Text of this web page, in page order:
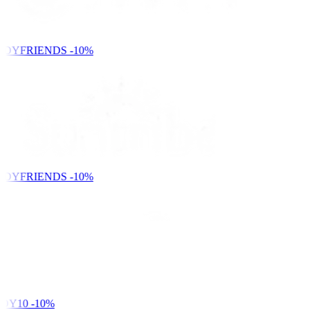
-10%
-10%
-10%